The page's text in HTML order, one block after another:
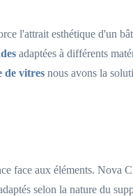
l'attrait esthétique d'un
adaptées à différents
de vitres nous avons la
face aux éléments. Nova
selon la nature du